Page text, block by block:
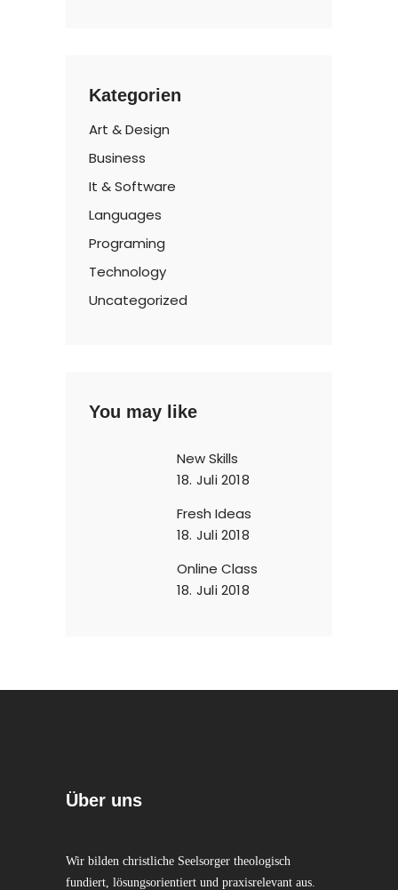
Kategorien
Art & Design
Business
It & Software
Languages
Programing
Technology
Uncategorized
You may like
New Skills
18. Juli 2018
Fresh Ideas
18. Juli 2018
Online Class
18. Juli 2018
Über uns
Wir bilden christliche Seelsorger theologisch
fundiert, lösungsorientiert und praxisrelevant aus.